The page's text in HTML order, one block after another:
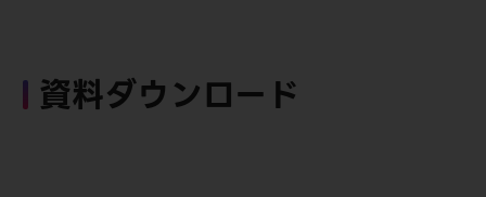
資料ダウンロード